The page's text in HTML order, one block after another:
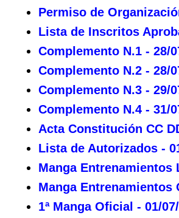
Permiso de
Lista de Inscritos
Complemento N.1 - 28/
Complemento N.2 - 28/
Complemento N.3 - 29/
Complemento N.4 - 31/
Acta Constitución CC
Lista de Autorizados -
Manga Entrenamientos
Manga Entrenamientos
1ª Manga Oficial - 01/